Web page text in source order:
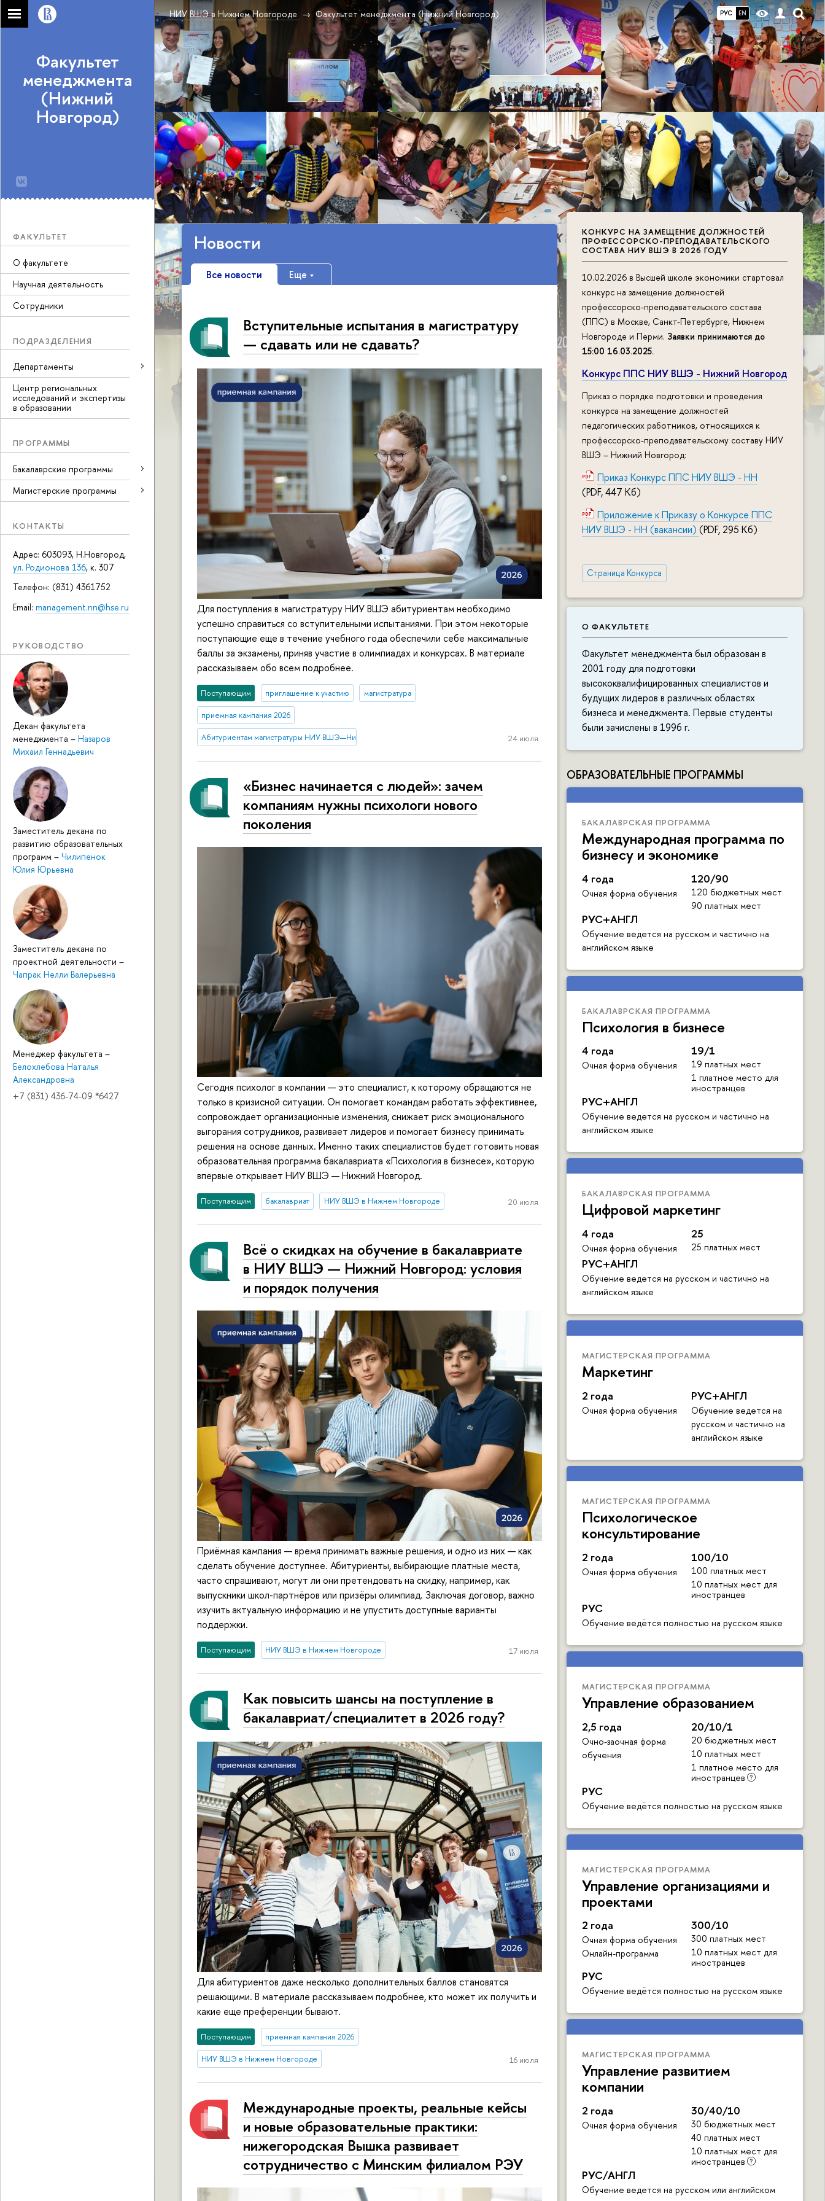
РУС EN
НИУ ВШЭ в Нижнем Новгороде Факультет менеджмента (Нижний Новгород)
Факультет
менеджмента
(Нижний
Новгород)
ФАКУЛЬТЕТ
О факультете
Научная деятельность
Сотрудники
ПОДРАЗДЕЛЕНИЯ
Департаменты
Центр региональных
исследований и экспертизы
в образовании
ПРОГРАММЫ
Бакалаврские программы
Магистерские программы
КОНТАКТЫ
Адрес: 603093, Н.Новгород,
ул. Родионова 136, к. 307
Телефон: (831) 4361752
Email: management.nn@hse.ru
РУКОВОДСТВО
Декан факультета
менеджмента – Назаров
Михаил Геннадьевич
Заместитель декана по
развитию образовательных
программ – Чилипенок
Юлия Юрьевна
Заместитель декана по
проектной деятельности –
Чапрак Нелли Валерьевна
Менеджер факультета –
Белохлебова Наталья
Александровна
+7 (831) 436-74-09 *6427
КОНКУРС НА ЗАМЕЩЕНИЕ ДОЛЖНОСТЕЙ
ПРОФЕССОРСКО-ПРЕПОДАВАТЕЛЬСКОГО
СОСТАВА НИУ ВШЭ В 2026 ГОДУ
10.02.2026 в Высшей школе экономики стартовал
конкурс на замещение должностей
профессорско-преподавательского состава
(ППС) в Москве, Санкт-Петербурге, Нижнем
Новгороде и Перми. Заявки принимаются до
15:00 16.03.2025.
Конкурс ППС НИУ ВШЭ - Нижний Новгород
Приказ о порядке подготовки и проведения
конкурса на замещение должностей
педагогических работников, относящихся к
профессорско-преподавательскому составу НИУ
ВШЭ – Нижний Новгород:
Приказ Конкурс ППС НИУ ВШЭ - НН
(PDF, 447 Кб)
Приложение к Приказу о Конкурсе ППС
НИУ ВШЭ - НН (вакансии) (PDF, 295 Кб)
Страница Конкурса
О ФАКУЛЬТЕТЕ
Факультет менеджмента был образован в
2001 году для подготовки
высококвалифицированных специалистов и
будущих лидеров в различных областях
бизнеса и менеджмента. Первые студенты
были зачислены в 1996 г.
ОБРАЗОВАТЕЛЬНЫЕ ПРОГРАММЫ
БАКАЛАВРСКАЯ ПРОГРАММА
Международная программа по
бизнесу и экономике
4 года
Очная форма обучения
120/90
120 бюджетных мест
90 платных мест
РУС+АНГЛ
Обучение ведется на русском и частично на
английском языке
БАКАЛАВРСКАЯ ПРОГРАММА
Психология в бизнесе
4 года
Очная форма обучения
19/1
19 платных мест
1 платное место для
иностранцев
РУС+АНГЛ
Обучение ведется на русском и частично на
английском языке
БАКАЛАВРСКАЯ ПРОГРАММА
Цифровой маркетинг
4 года
Очная форма обучения
25
25 платных мест
РУС+АНГЛ
Обучение ведется на русском и частично на
английском языке
МАГИСТЕРСКАЯ ПРОГРАММА
Маркетинг
2 года
Очная форма обучения
РУС+АНГЛ
Обучение ведется на
русском и частично на
английском языке
МАГИСТЕРСКАЯ ПРОГРАММА
Психологическое
консультирование
2 года
Очная форма обучения
100/10
100 платных мест
10 платных мест для
иностранцев
РУС
Обучение ведётся полностью на русском языке
МАГИСТЕРСКАЯ ПРОГРАММА
Управление образованием
2,5 года
Очно-заочная форма
обучения
20/10/1
20 бюджетных мест
10 платных мест
1 платное место для
иностранцев
РУС
Обучение ведётся полностью на русском языке
МАГИСТЕРСКАЯ ПРОГРАММА
Управление организациями и
проектами
2 года
Очная форма обучения
Онлайн-программа
300/10
300 платных мест
10 платных мест для
иностранцев
РУС
Обучение ведётся полностью на русском языке
МАГИСТЕРСКАЯ ПРОГРАММА
Управление развитием
компании
2 года
Очная форма обучения
30/40/10
30 бюджетных мест
40 платных мест
10 платных мест для
иностранцев
РУС/АНГЛ
Обучение ведется на русском или английском
Новости
Все новости Еще
Вступительные испытания в магистратуру
— сдавать или не сдавать?
Для поступления в магистратуру НИУ ВШЭ абитуриентам необходимо
успешно справиться со вступительными испытаниями. При этом некоторые
поступающие еще в течение учебного года обеспечили себе максимальные
баллы за экзамены, приняв участие в олимпиадах и конкурсах. В материале
рассказываем обо всем подробнее.
Поступающим приглашение к участию магистратура
приемная кампания 2026
Абитуриентам магистратуры НИУ ВШЭ—Нижний Новгород 24 июля
«Бизнес начинается с людей»: зачем
компаниям нужны психологи нового
поколения
Сегодня психолог в компании — это специалист, к которому обращаются не
только в кризисной ситуации. Он помогает командам работать эффективнее,
сопровождает организационные изменения, снижает риск эмоционального
выгорания сотрудников, развивает лидеров и помогает бизнесу принимать
решения на основе данных. Именно таких специалистов будет готовить новая
образовательная программа бакалавриата «Психология в бизнесе», которую
впервые открывает НИУ ВШЭ — Нижний Новгород.
Поступающим бакалавриат НИУ ВШЭ в Нижнем Новгороде 20 июля
Всё о скидках на обучение в бакалавриате
в НИУ ВШЭ — Нижний Новгород: условия
и порядок получения
Приёмная кампания — время принимать важные решения, и одно из них — как
сделать обучение доступнее. Абитуриенты, выбирающие платные места,
часто спрашивают, могут ли они претендовать на скидку, например, как
выпускники школ-партнёров или призёры олимпиад. Заключая договор, важно
изучить актуальную информацию и не упустить доступные варианты
поддержки.
Поступающим НИУ ВШЭ в Нижнем Новгороде 17 июля
Как повысить шансы на поступление в
бакалавриат/специалитет в 2026 году?
Для абитуриентов даже несколько дополнительных баллов становятся
решающими. В материале рассказываем подробнее, кто может их получить и
какие еще преференции бывают.
Поступающим приемная кампания 2026
НИУ ВШЭ в Нижнем Новгороде 16 июля
Международные проекты, реальные кейсы
и новые образовательные практики:
нижегородская Вышка развивает
сотрудничество с Минским филиалом РЭУ